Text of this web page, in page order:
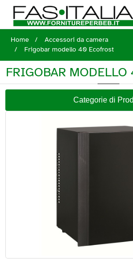
Home
Accessori da camera
Frigobar modello 40 Ecofrost
FRIGOBAR MODELLO
Categorie di